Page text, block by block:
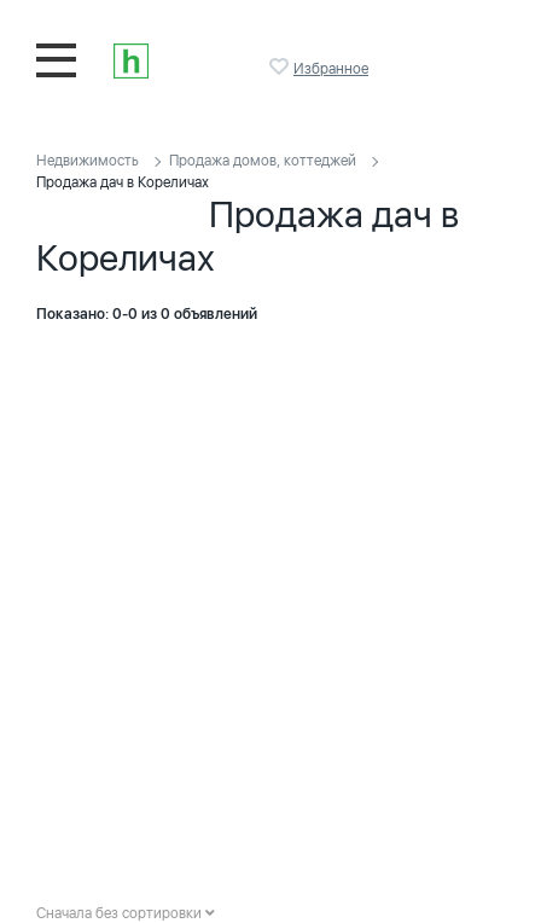
Избранное
Недвижимость
Продажа домов, коттеджей
Продажа дач в Кореличах
Продажа дач в
Кореличах
Показано: 0-0 из 0 объявлений
Сначала без сортировки